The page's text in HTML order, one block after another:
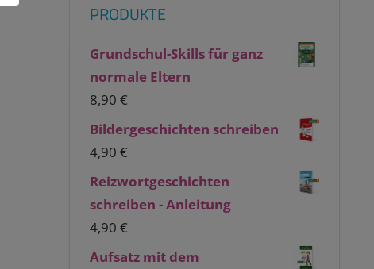
PRODUKTE
Grundschul-Skills für ganz
normale Eltern
8,90€
Bildergeschichten schreiben
4,90€
Reizwortgeschichten
schreiben - Anleitung
4,90€
Aufsatz mit dem